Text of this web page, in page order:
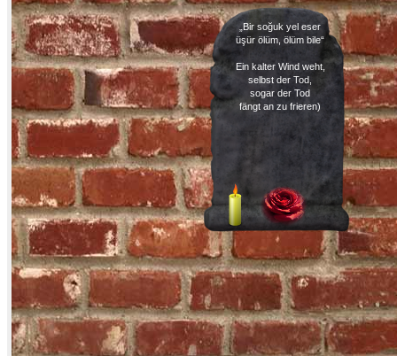
„Bir soğuk yel eser
üşür ölüm, ölüm bile“
Ein kalter Wind weht,
selbst der Tod,
sogar der Tod
fängt an zu frieren)